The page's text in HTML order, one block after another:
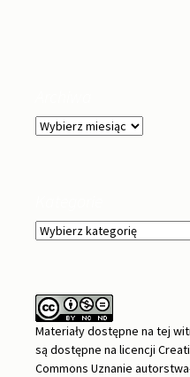
Archiwa
Kategorie
Materiały dostępne na tej
są dostępne na licencji
Commons Uznanie